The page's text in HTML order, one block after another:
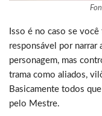
Isso é no caso se
responsável por narrar
personagem, mas
trama como aliados,
Basicamente todos
pelo Mestre.